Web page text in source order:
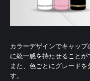
カラーデザインでキャッ
に統一感を持たせることが
また、色ごとにグレード
す。